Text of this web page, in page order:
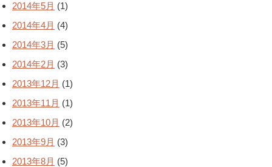
2014年5月 (1)
2014年4月 (4)
2014年3月 (5)
2014年2月 (3)
2013年12月 (1)
2013年11月 (1)
2013年10月 (2)
2013年9月 (3)
2013年8月 (5)